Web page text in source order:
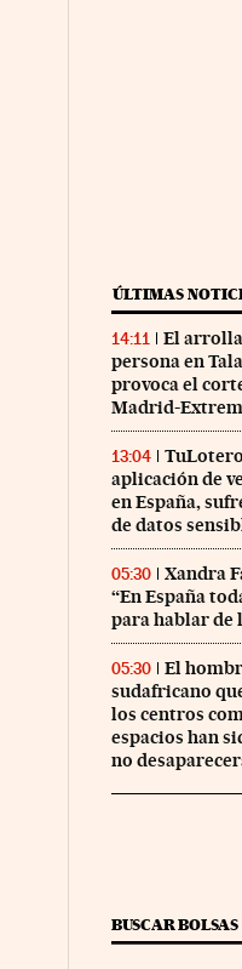
ÚLTIMAS
14:11
El
persona en
provoca el
Madrid-
13:04
aplicación de
en España,
de datos
05:30
Xandra
“En España
para hablar de
05:30
El
sudafricano
los centros
espacios han
no
BUSCAR